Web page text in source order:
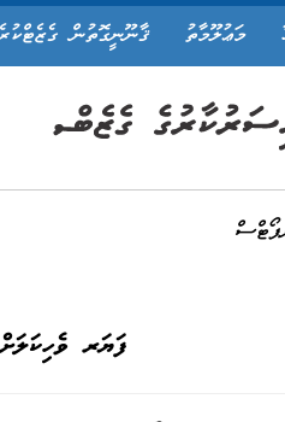
މަޢުލޫމާތު ޤާނޫނީގޮތުން
ފަޔަރ